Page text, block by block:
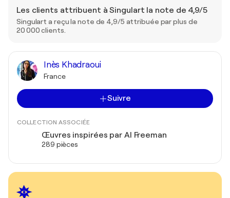
Les clients attribuent à Singulart la note de 4,9/5
Singulart a reçu la note de 4,9/5 attribuée par plus de
20 000 clients.
Inès Khadraoui
France
Suivre
COLLECTION ASSOCIÉE
Œuvres inspirées par Al Freeman
289 pièces